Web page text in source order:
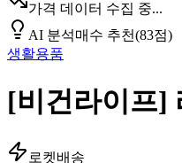
가격 데이터 수집 중...
AI 분석매수 추천(83점)
생활용품
[비건라이프]
로켓배송